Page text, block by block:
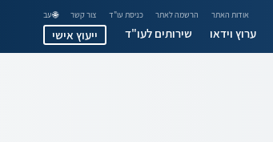
אודות האתר הרשמה לאתר כניסת עו"ד צור קשר 🌐 עב
ערוץ וידאו שירותים לעו"ד ייעוץ אישי